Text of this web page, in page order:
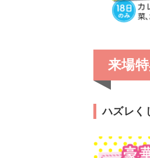
来場特
ハズレく